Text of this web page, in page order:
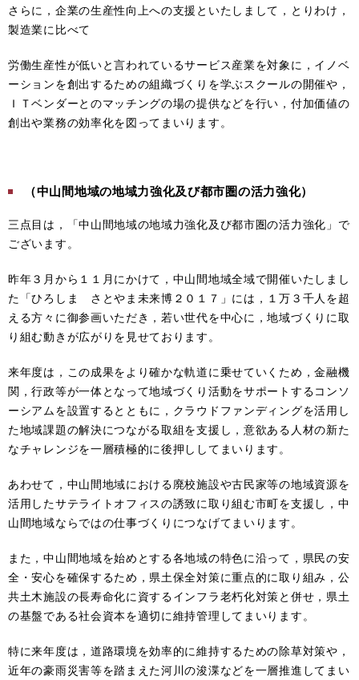
さらに，企業の生産性向上への支援といたしまして，とりわけ，
製造業に比べて
労働生産性が低いと言われているサービス産業を対象に，イノベ
ーションを創出するための組織づくりを学ぶスクールの開催や，
ＩＴベンダーとのマッチングの場の提供などを行い，付加価値の
創出や業務の効率化を図ってまいります。
（中山間地域の地域力強化及び都市圏の活力強化）
三点目は，「中山間地域の地域力強化及び都市圏の活力強化」で
ございます。
昨年３月から１１月にかけて，中山間地域全域で開催いたしまし
た「ひろしま さとやま未来博２０１７」には，１万３千人を超
える方々に御参画いただき，若い世代を中心に，地域づくりに取
り組む動きが広がりを見せております。
来年度は，この成果をより確かな軌道に乗せていくため，金融機
関，行政等が一体となって地域づくり活動をサポートするコンソ
ーシアムを設置するとともに，クラウドファンディングを活用し
た地域課題の解決につながる取組を支援し，意欲ある人材の新た
なチャレンジを一層積極的に後押ししてまいります。
あわせて，中山間地域における廃校施設や古民家等の地域資源を
活用したサテライトオフィスの誘致に取り組む市町を支援し，中
山間地域ならではの仕事づくりにつなげてまいります。
また，中山間地域を始めとする各地域の特色に沿って，県民の安
全・安心を確保するため，県土保全対策に重点的に取り組み，公
共土木施設の長寿命化に資するインフラ老朽化対策と併せ，県土
の基盤である社会資本を適切に維持管理してまいります。
特に来年度は，道路環境を効率的に維持するための除草対策や，
近年の豪雨災害等を踏まえた河川の浚渫などを一層推進してまい